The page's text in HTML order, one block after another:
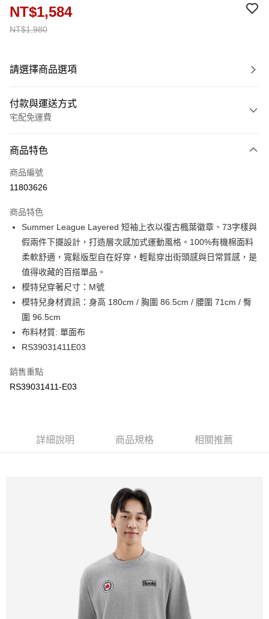
NT$1,980
NT$1,584
請選擇商品選項
付款與運送方式
宅配免運費
信用卡一次付款
信用卡分期付款
合作金庫商業銀行
華南商業銀行
彰化商業銀行
上海商業儲蓄銀行
台北富邦商業銀行
國泰世華商業銀行
兆豐國際商業銀行
臺灣中小企業銀行
匯豐（台灣）商業銀行
聯邦商業銀行
元大商業銀行
永豐商業銀行
玉山商業銀行
台新國際商業銀行
台灣樂天信用卡公司
6 期 0 利率 每期
華南商業銀行
彰化商業銀行
上海商業儲蓄銀行
台北富邦商業銀行
國泰世華商業銀行
臺灣中小企業銀行
匯豐（台灣）商業銀行
華泰商業銀行
元大商業銀行
玉山商業銀行
台新國際商業銀行
LINE Pay
Apple Pay
街口支付
運送方式
限時免運活動
免運費
限時運費優惠-離島
每筆NT$100
商品特色
商品編號
11803626
商品特色
Summer League Layered 短袖上衣以復古楓葉徽章、73字樣與
假兩件下擺設計，打造層次感加式運動風格。100%有機棉面料
柔軟舒適，寬鬆版型自在好穿，輕鬆穿出街頭感與日常質感，是
值得收藏的百搭單品。
模特兒穿著尺寸：M號
模特兒身材資訊：身高 180cm / 胸圍 86.5cm / 腰圍 71cm / 臀
圍 96.5cm
布料材質: 單面布
RS39031411E03
銷售重點
RS39031411-E03
詳細說明 商品規格 相關推薦